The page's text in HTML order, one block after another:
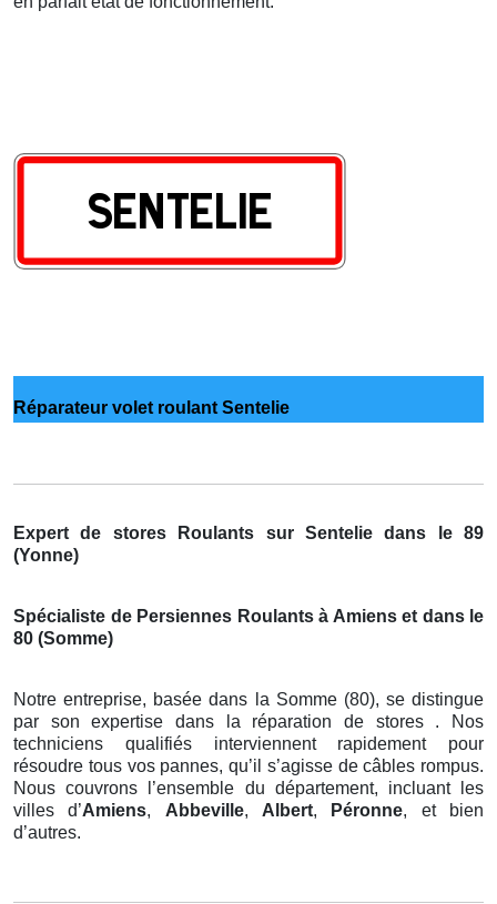
Réparateur volet roulant Sentelie
Expert de stores Roulants sur Sentelie dans le 89
(Yonne)
Spécialiste de Persiennes Roulants à Amiens et dans le
80 (Somme)
Notre entreprise, basée dans la Somme (80), se distingue
par son expertise dans la réparation de stores . Nos
techniciens qualifiés interviennent rapidement pour
résoudre tous vos pannes, qu’il s’agisse de câbles rompus.
Nous couvrons l’ensemble du département, incluant les
villes d’Amiens, Abbeville, Albert, Péronne, et bien
d’autres.